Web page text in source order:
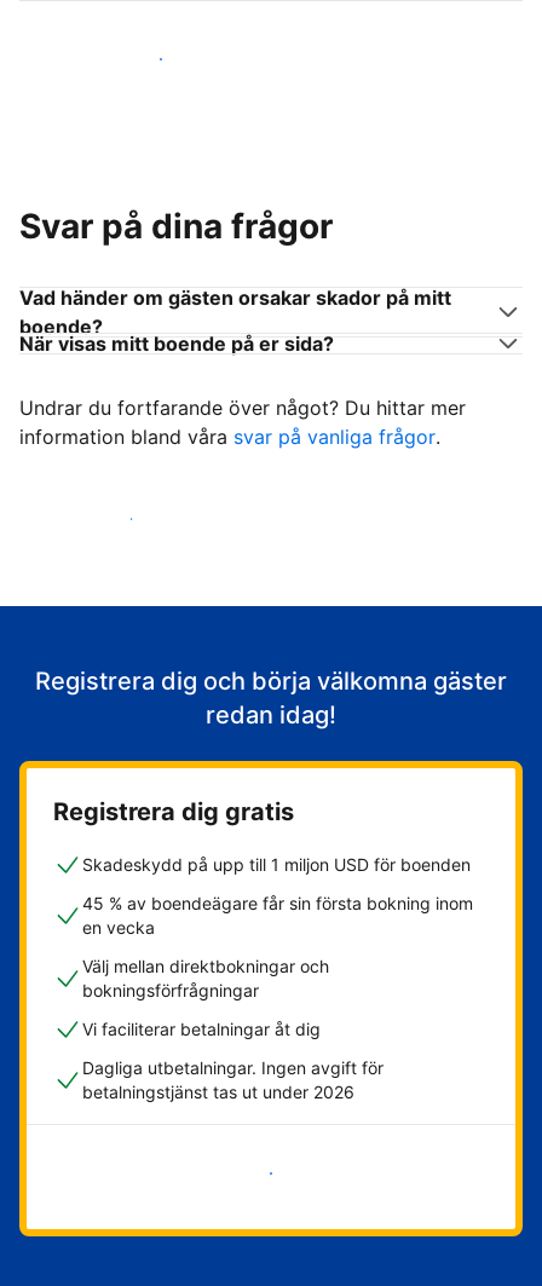
Anslut dig till andra värdar
Svar på dina frågor
Vad händer om gästen orsakar skador på mitt
boende?
När visas mitt boende på er sida?
Undrar du fortfarande över något? Du hittar mer
information bland våra svar på vanliga frågor.
Börja ta emot gäster
Registrera dig och börja välkomna gäster
redan idag!
Registrera dig gratis
Skadeskydd på upp till 1 miljon USD för boenden
45 % av boendeägare får sin första bokning inom
en vecka
Välj mellan direktbokningar och
bokningsförfrågningar
Vi faciliterar betalningar åt dig
Dagliga utbetalningar. Ingen avgift för
betalningstjänst tas ut under 2026
Kom igång nu